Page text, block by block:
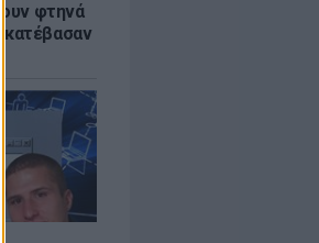
φτηνά
κατέβασαν